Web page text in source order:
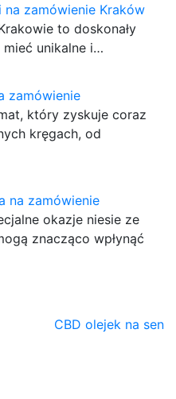
na zamówienie Kraków
to doskonały
unikalne i…
zamówienie
który zyskuje coraz
kręgach, od
na zamówienie
okazje niesie ze
znacząco wpłynąć
CBD olejek na sen